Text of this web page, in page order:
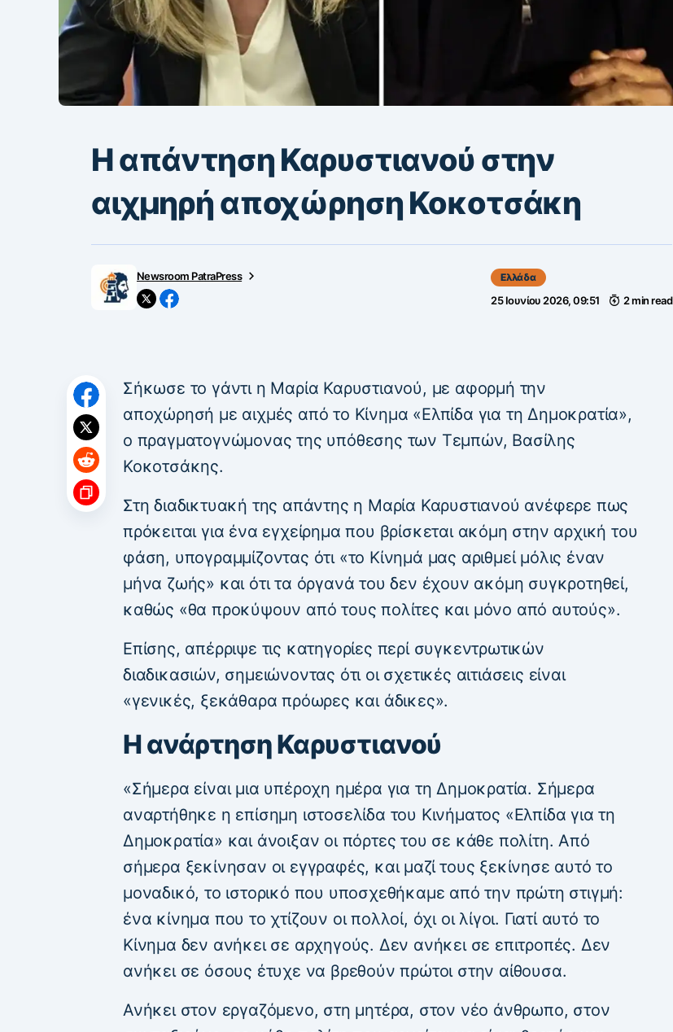
Η απάντηση Καρυστιανού στην
αιχμηρή αποχώρηση Κοκοτσάκη
Newsroom PatraPress Ελλάδα
25 Ιουνίου 2026, 09:51 2 min read
Σήκωσε το γάντι η Μαρία Καρυστιανού, με αφορμή την
αποχώρησή με αιχμές από το Κίνημα «Ελπίδα για τη Δημοκρατία»,
ο πραγματογνώμονας της υπόθεσης των Τεμπών, Βασίλης
Κοκοτσάκης.
Στη διαδικτυακή της απάντης η Μαρία Καρυστιανού ανέφερε πως
πρόκειται για ένα εγχείρημα που βρίσκεται ακόμη στην αρχική του
φάση, υπογραμμίζοντας ότι «το Κίνημά μας αριθμεί μόλις έναν
μήνα ζωής» και ότι τα όργανά του δεν έχουν ακόμη συγκροτηθεί,
καθώς «θα προκύψουν από τους πολίτες και μόνο από αυτούς».
Επίσης, απέρριψε τις κατηγορίες περί συγκεντρωτικών
διαδικασιών, σημειώνοντας ότι οι σχετικές αιτιάσεις είναι
«γενικές, ξεκάθαρα πρόωρες και άδικες».
Η ανάρτηση Καρυστιανού
«Σήμερα είναι μια υπέροχη ημέρα για τη Δημοκρατία. Σήμερα
αναρτήθηκε η επίσημη ιστοσελίδα του Κινήματος «Ελπίδα για τη
Δημοκρατία» και άνοιξαν οι πόρτες του σε κάθε πολίτη. Από
σήμερα ξεκίνησαν οι εγγραφές, και μαζί τους ξεκίνησε αυτό το
μοναδικό, το ιστορικό που υποσχεθήκαμε από την πρώτη στιγμή:
ένα κίνημα που το χτίζουν οι πολλοί, όχι οι λίγοι. Γιατί αυτό το
Κίνημα δεν ανήκει σε αρχηγούς. Δεν ανήκει σε επιτροπές. Δεν
ανήκει σε όσους έτυχε να βρεθούν πρώτοι στην αίθουσα.
Ανήκει στον εργαζόμενο, στη μητέρα, στον νέο άνθρωπο, στον